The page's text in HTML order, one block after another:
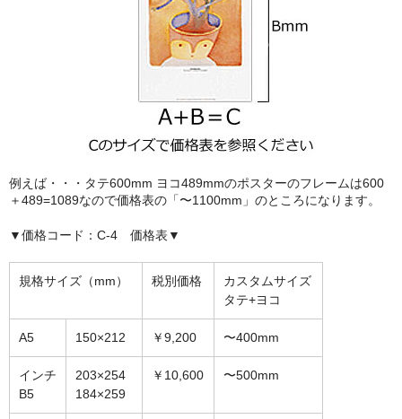
フランス製モノクロフォト額装
支払方法・送料・納期
よくあるご質問
FAX専用ご注文用紙
例えば・・・タテ600mm ヨコ489mmのポスターのフレームは600
＋489=1089なので価格表の「〜1100mm」のところになります。
▼価格コード：C-4 価格表▼
規格サイズ（mm） 税別価格
カスタムサイズ
タテ+ヨコ
A5 150×212 ￥9,200 〜400mm
インチ
B5
203×254
184×259
￥10,600 〜500mm